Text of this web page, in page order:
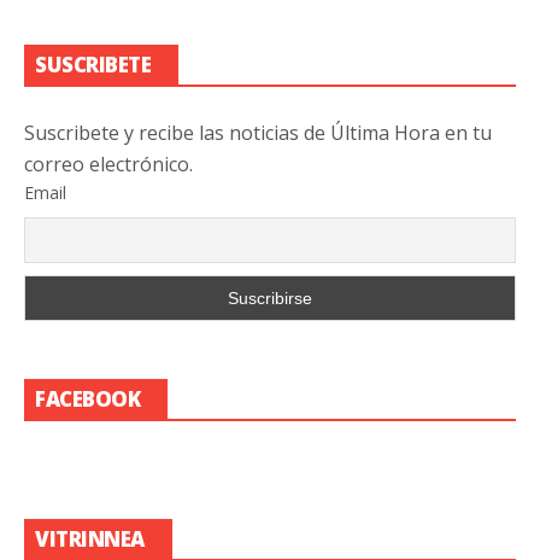
SUSCRIBETE
Suscribete y recibe las noticias de Última Hora en tu
correo electrónico.
Email
FACEBOOK
VITRINNEA